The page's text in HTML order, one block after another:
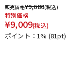
販売価格¥9,680(税込)
特別価格
¥9,009(税込)
ポイント：1% (81pt)